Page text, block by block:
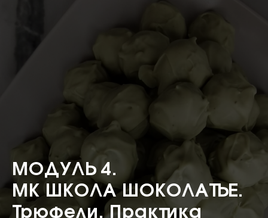
МОДУЛЬ 4.
МК ШКОЛА ШОКОЛАТЬЕ.
Трюфели. Практика